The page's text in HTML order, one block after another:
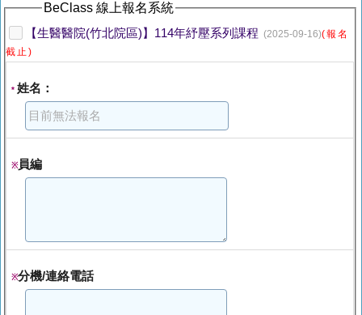
BeClass 線上報名系統
【生醫醫院(竹北院區)】114年紓壓系列課程 (2025-09-16)(報名
截止)
* 姓名：
※員編
※分機/連絡電話